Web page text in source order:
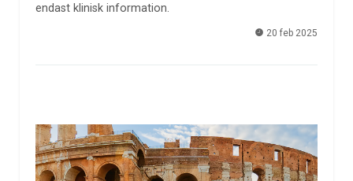
endast klinisk information.
20 feb 2025